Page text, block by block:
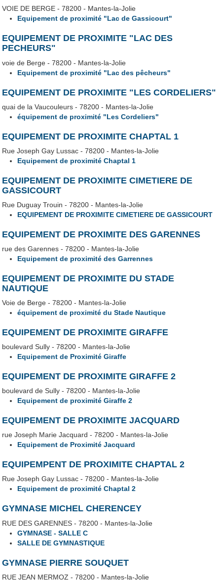
VOIE DE BERGE - 78200 - Mantes-la-Jolie
Equipement de proximité "Lac de Gassicourt"
EQUIPEMENT DE PROXIMITE "LAC DES
PECHEURS"
voie de Berge - 78200 - Mantes-la-Jolie
Equipement de proximité "Lac des pêcheurs"
EQUIPEMENT DE PROXIMITE "LES CORDELIERS"
quai de la Vaucouleurs - 78200 - Mantes-la-Jolie
équipement de proximité "Les Cordeliers"
EQUIPEMENT DE PROXIMITE CHAPTAL 1
Rue Joseph Gay Lussac - 78200 - Mantes-la-Jolie
Equipement de proximité Chaptal 1
EQUIPEMENT DE PROXIMITE CIMETIERE DE
GASSICOURT
Rue Duguay Trouin - 78200 - Mantes-la-Jolie
EQUIPEMENT DE PROXIMITE CIMETIERE DE GASSICOURT
EQUIPEMENT DE PROXIMITE DES GARENNES
rue des Garennes - 78200 - Mantes-la-Jolie
Equipement de proximité des Garrennes
EQUIPEMENT DE PROXIMITE DU STADE
NAUTIQUE
Voie de Berge - 78200 - Mantes-la-Jolie
équipement de proximité du Stade Nautique
EQUIPEMENT DE PROXIMITE GIRAFFE
boulevard Sully - 78200 - Mantes-la-Jolie
Equipement de Proximité Giraffe
EQUIPEMENT DE PROXIMITE GIRAFFE 2
boulevard de Sully - 78200 - Mantes-la-Jolie
Equipement de proximité Giraffe 2
EQUIPEMENT DE PROXIMITE JACQUARD
rue Joseph Marie Jacquard - 78200 - Mantes-la-Jolie
Equipement de Proximité Jacquard
EQUIPEMPENT DE PROXIMITE CHAPTAL 2
Rue Joseph Gay Lussac - 78200 - Mantes-la-Jolie
Equipement de proximité Chaptal 2
GYMNASE MICHEL CHERENCEY
RUE DES GARENNES - 78200 - Mantes-la-Jolie
GYMNASE - SALLE C
SALLE DE GYMNASTIQUE
GYMNASE PIERRE SOUQUET
RUE JEAN MERMOZ - 78200 - Mantes-la-Jolie